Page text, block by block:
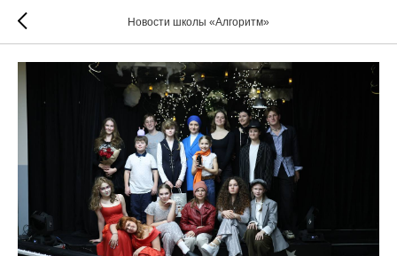
Новости школы «Алгоритм»